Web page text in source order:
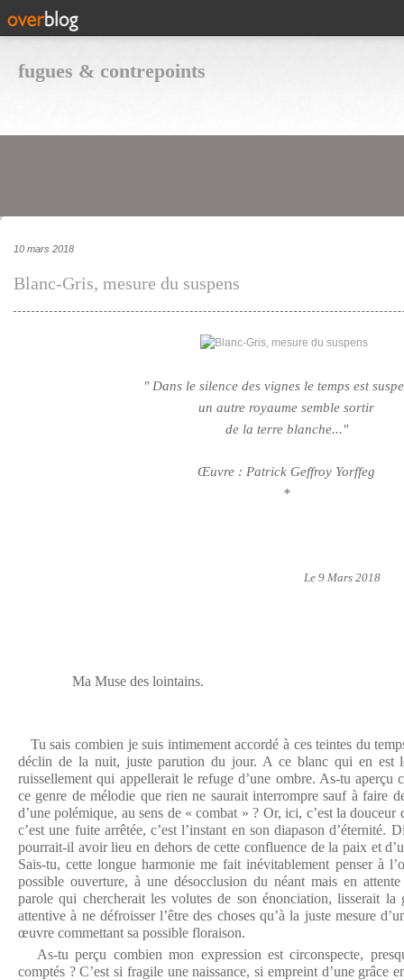
fugues & contrepoints
10 mars 2018
Blanc-Gris, mesure du suspens
" Dans le silence des vignes le temps est
un autre royaume semble sortir
de la terre blanche..."
Œuvre : Patrick Geffroy Yorffeg
*
Le 9 Mars 2018
Ma Muse des lointains.
Tu sais combien je suis intimement accordé à ces teintes du
déclin de la nuit, juste parution du jour. A ce blanc qui en est
ruissellement qui appellerait le refuge d’une ombre. As-tu aperçu
ce genre de mélodie que rien ne saurait interrompre sauf à faire
d’une polémique, au sens de « combat » ? Or, ici, c’est la douceur
c’est une fuite arrêtée, c’est l’instant en son diapason d’éternité.
pourrait-il avoir lieu en dehors de cette confluence de la paix et
Sais-tu, cette longue harmonie me fait inévitablement penser à
possible ouverture, à une désocclusion du néant mais en
parole qui chercherait les volutes de son énonciation, lisserait la
attentive à ne défroisser l’être des choses qu’à la juste mesure
œuvre commettant sa possible floraison.
As-tu perçu combien mon expression est circonspecte,
comptés ? C’est si fragile une naissance, si empreint d’une grâce